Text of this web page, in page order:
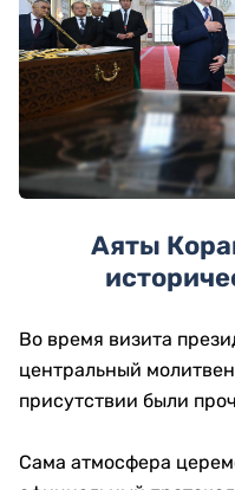
Аяты
Во время визита
центральный
присутствии были
Сама атмосфера